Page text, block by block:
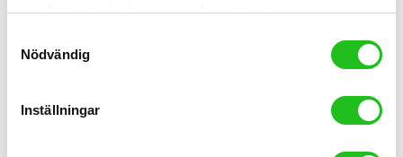
samlat in när du har använt deras tjänster.
Nödvändig
Inställningar
Crescent Elgar 10 29” FS